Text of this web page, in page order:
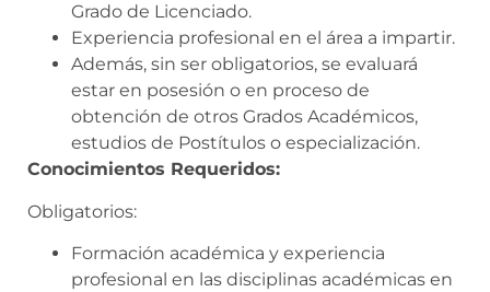
Grado de Licenciado.
Experiencia profesional en el área a impartir.
Además, sin ser obligatorios, se evaluará
estar en posesión o en proceso de
obtención de otros Grados Académicos,
estudios de Postítulos o especialización.
Conocimientos Requeridos:
Obligatorios:
Formación académica y experiencia
profesional en las disciplinas académicas en